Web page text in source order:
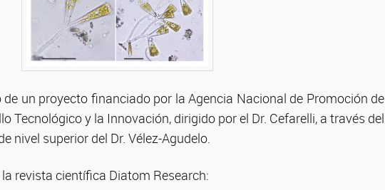
un proyecto financiado por la Agencia Nacional de Promoción de
Tecnológico y la Innovación, dirigido por el Dr. Cefarelli, a través del
nivel superior del Dr. Vélez-Agudelo.
revista científica Diatom Research: